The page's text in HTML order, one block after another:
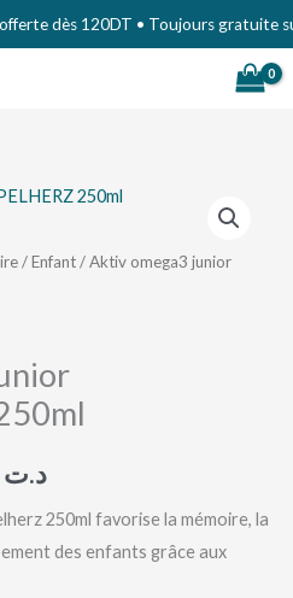
dès 120DT • Toujours gratuite sur
/Enfant/ Aktiv omega3 junior
د.ت 70,000.
د.ت
Le
prix
250ml favorise la mémoire, la
des enfants grâce aux